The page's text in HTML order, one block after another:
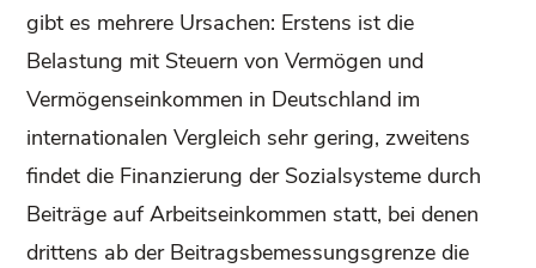
gibt es mehrere Ursachen: Erstens ist die
Belastung mit Steuern von Vermögen und
Vermögenseinkommen in Deutschland im
internationalen Vergleich sehr gering, zweitens
findet die Finanzierung der Sozialsysteme durch
Beiträge auf Arbeitseinkommen statt, bei denen
drittens ab der Beitragsbemessungsgrenze die